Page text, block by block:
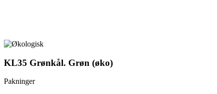
KL35 Grønkål. Grøn (øko)
Pakninger